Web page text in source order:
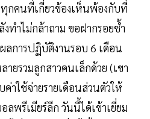
กคนที่เกี่ยวข้องเห็นพ้องกับที่
ทำไม่กล้าถาม ขอฝากรอยช้ำ
ลการปฏิบัติงานรอบ 6 เดือน
ยรวมลูกสาวคนเล็กด้วย (เขา
าใช้จ่ายรายเดือนส่วนตัวให้
พรีเมียร์ลีก วันนี้ได้เข้าเยี่ยม